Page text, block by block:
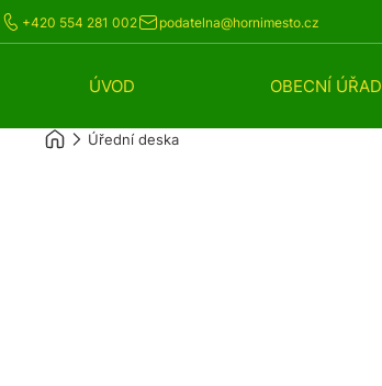
+420 554 281 002 podatelna@hornimesto.cz
ÚVOD OBECNÍ ÚŘAD
Úřední deska